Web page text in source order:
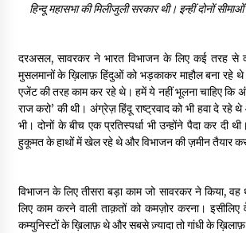
हिन्दू महासभा की मिलीजुली सरकार थी। इन्हीं दोनों
दरअसल, सावरकर ने भारत विभाजन के लिए कई तरह से
मुसलमानों के ख़िलाफ़ हिंदुओं को भड़काकर माहौल बना रहे
एजेंट की तरह काम कर रहे थे। हमें ये नहीं भूलना चाहिए कि
राज करो’ की थी। अंग्रेज़ हिंदू राष्ट्रवाद को भी हवा दे रहे
भी। दोनों के बीच एक प्रतिस्पर्धा भी उन्होंने पैदा कर दी
हुकूमत के हाथों में खेल रहे थे और विभाजन की ज़मीन तैयार
विभाजन के लिए तीसरा बड़ा काम जो सावरकर ने किया,
लिए काम करने वाली ताक़तों को कमज़ोर करना।
कम्युनिस्टों के ख़िलाफ़ थे और सबसे ज़्यादा तो गांधी के